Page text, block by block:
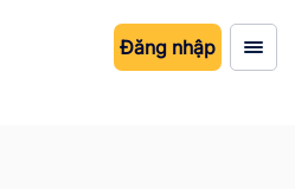
Đăng nhập